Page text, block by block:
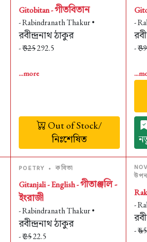
Gitobitan -গীতবিতান
- Rabindranath Thakur •
রবীন্দ্রনাথ ঠাকুর
- ₹325292.5
...more
Out of Stock/
নিঃশেষিত
-
- ₹
POETRY • কবিতা
Gitanjali - English -গীতাঞ্জলি -
ইংরাজী
- Rabindranath Thakur •
রবীন্দ্রনাথ ঠাকুর
- ₹2522.5
-
- ₹45